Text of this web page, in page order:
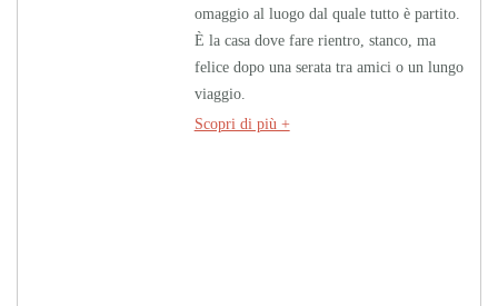
omaggio al luogo dal quale tutto è partito.
È la casa dove fare rientro, stanco, ma
felice dopo una serata tra amici o un lungo
viaggio.
Scopri di più +